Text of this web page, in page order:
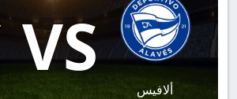
ألافيس
VS